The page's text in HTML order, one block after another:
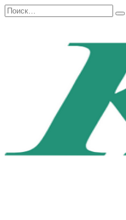
Перейти
к
Search
for: